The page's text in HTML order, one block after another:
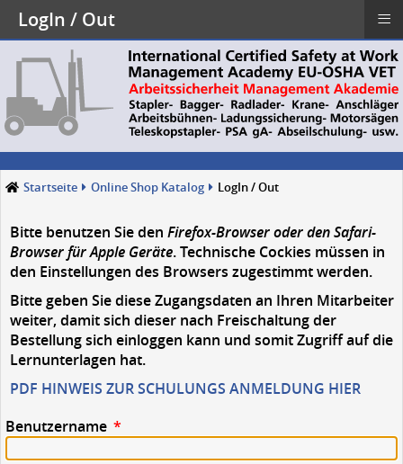
Startseite Online Shop Katalog LogIn / Out
Bitte benutzen Sie den Firefox-Browser oder den Safari-
Browser für Apple Geräte. Technische Cockies müssen in
den Einstellungen des Browsers zugestimmt werden.
Bitte geben Sie diese Zugangsdaten an Ihren Mitarbeiter
weiter, damit sich dieser nach Freischaltung der
Bestellung sich einloggen kann und somit Zugriff auf die
Lernunterlagen hat.
PDF HINWEIS ZUR SCHULUNGS ANMELDUNG HIER
Benutzername *
LogIn / Out ≡